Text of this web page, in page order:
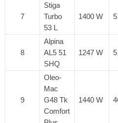
7
Stiga
Turbo
53 L
1400 W
8
Alpina
AL5 51
SHQ
1247 W
9
Oleo-
Mac
G48 Tk
Comfort
1440 W